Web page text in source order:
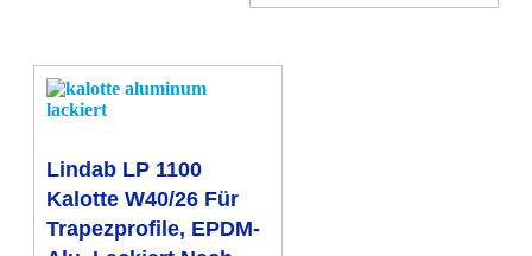
Lindab LP 1100
Kalotte W40/26 Für
Trapezprofile, EPDM-